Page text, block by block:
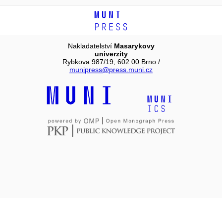
Nakladatelství Masarykovy
univerzity
Rybkova 987/19, 602 00 Brno /
munipress@press.muni.cz